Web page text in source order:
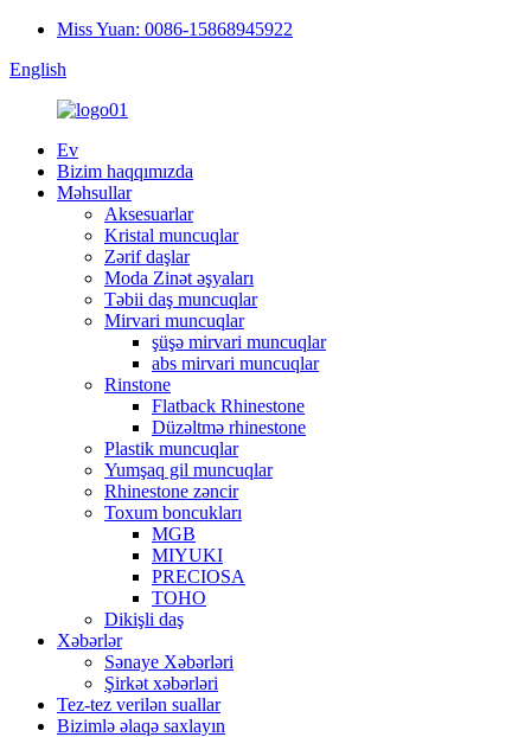
Miss Yuan: 0086-15868945922
English
Ev
Bizim haqqımızda
Məhsullar
Aksesuarlar
Kristal muncuqlar
Zərif daşlar
Moda Zinət əşyaları
Təbii daş muncuqlar
Mirvari muncuqlar
şüşə mirvari muncuqlar
abs mirvari muncuqlar
Rinstone
Flatback Rhinestone
Düzəltmə rhinestone
Plastik muncuqlar
Yumşaq gil muncuqlar
Rhinestone zəncir
Toxum boncukları
MGB
MIYUKI
PRECIOSA
TOHO
Dikişli daş
Xəbərlər
Sənaye Xəbərləri
Şirkət xəbərləri
Tez-tez verilən suallar
Bizimlə əlaqə saxlayın